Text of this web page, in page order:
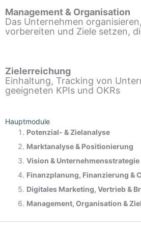
Management & Organisation
Das Unternehmen
vorbereiten und Ziele setzen,
Zielerreichung
Einhaltung, Tracking von
geeigneten KPIs und OKRs
Hauptmodule
Potenzial- &Zielanalyse
Marktanalyse & Positionierung
Vision & Unternehmensstrategie
Finanzplanung, Finanzierung &
Digitales Marketing, Vertrieb &
Management, Organisation &